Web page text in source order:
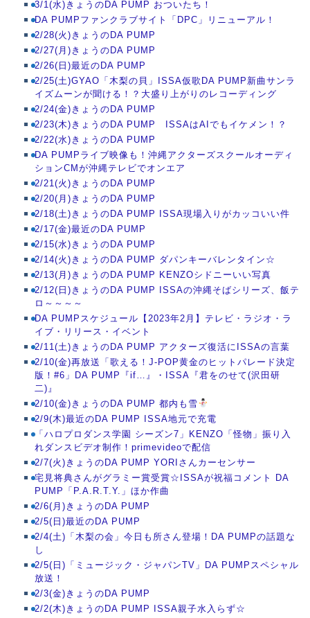
3/1(水)きょうのDA PUMP おついたち！
DA PUMPファンクラブサイト「DPC」リニューアル！
2/28(火)きょうのDA PUMP
2/27(月)きょうのDA PUMP
2/26(日)最近のDA PUMP
2/25(土)GYAO「木梨の貝」ISSA仮歌DA PUMP新曲サンラ
イズムーンが聞ける！？大盛り上がりのレコーディング
2/24(金)きょうのDA PUMP
2/23(木)きょうのDA PUMP ISSAはAIでもイケメン！？
2/22(水)きょうのDA PUMP
DA PUMPライブ映像も！沖縄アクターズスクールオーディ
ションCMが沖縄テレビでオンエア
2/21(火)きょうのDA PUMP
2/20(月)きょうのDA PUMP
2/18(土)きょうのDA PUMP ISSA現場入りがカッコいい件
2/17(金)最近のDA PUMP
2/15(水)きょうのDA PUMP
2/14(火)きょうのDA PUMP ダパンキーバレンタイン☆
2/13(月)きょうのDA PUMP KENZOシドニーいい写真
2/12(日)きょうのDA PUMP ISSAの沖縄そばシリーズ、飯テ
ロ～～～～
DA PUMPスケジュール【2023年2月】テレビ・ラジオ・ラ
イブ・リリース・イベント
2/11(土)きょうのDA PUMP アクターズ復活にISSAの言葉
2/10(金)再放送「歌える！J-POP黄金のヒットパレード決定
版！#6」DA PUMP『if…』・ISSA『君をのせて(沢田研
二)』
2/10(金)きょうのDA PUMP 都内も雪
2/9(木)最近のDA PUMP ISSA地元で充電
「ハロプロダンス学園 シーズン7」KENZO「怪物」振り入
れダンスビデオ制作！primevideoで配信
2/7(火)きょうのDA PUMP YORIさんカーセンサー
宅見将典さんがグラミー賞受賞☆ISSAが祝福コメント DA
PUMP「P.A.R.T.Y.」ほか作曲
2/6(月)きょうのDA PUMP
2/5(日)最近のDA PUMP
2/4(土)「木梨の会」今日も所さん登場！DA PUMPの話題な
し
2/5(日)「ミュージック・ジャパンTV」DA PUMPスペシャル
放送！
2/3(金)きょうのDA PUMP
2/2(木)きょうのDA PUMP ISSA親子水入らず☆